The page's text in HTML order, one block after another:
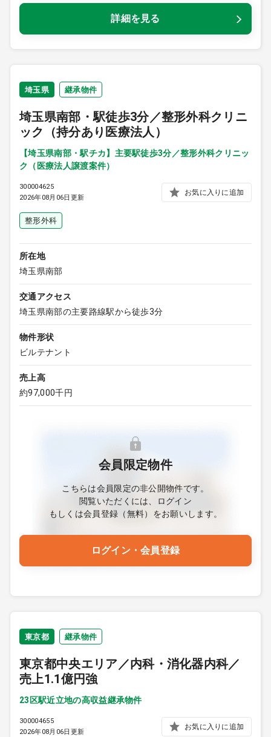
詳細を見る
埼玉県 継承物件
埼玉県南部・駅徒歩3分／整形外科クリニ
ック（持分あり医療法人）
【埼玉県南部・駅チカ】主要駅徒歩3分／整形外科クリニッ
ク（医療法人譲渡案件）
300004625
2026年08月06日更新
お気に入りに追加
整形外科
所在地
埼玉県南部
交通アクセス
埼玉県南部の主要路線駅から徒歩3分
物件形状
ビルテナント
売上高
約97,000千円
会員限定物件
こちらは会員限定の非公開物件です。
閲覧いただくには、ログイン
もしくは会員登録（無料）をお願いします。
ログイン・会員登録
東京都 継承物件
東京都中央エリア／内科・消化器内科／
売上1.1億円強
23区駅近立地の高収益継承物件
300004655
2026年08月06日更新
お気に入りに追加